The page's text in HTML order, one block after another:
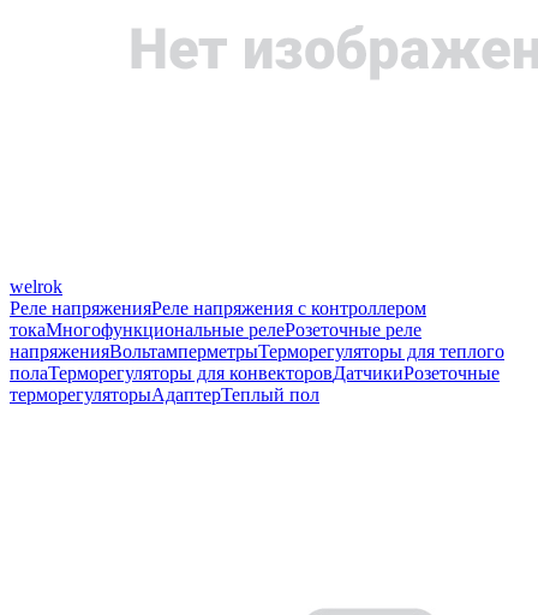
welrok
Реле напряженияРеле напряжения с контроллером
токаМногофункциональные релеРозеточные реле
напряженияВольтамперметрыТерморегуляторы для теплого
полаТерморегуляторы для конвекторовДатчикиРозеточные
терморегуляторыАдаптерТеплый пол